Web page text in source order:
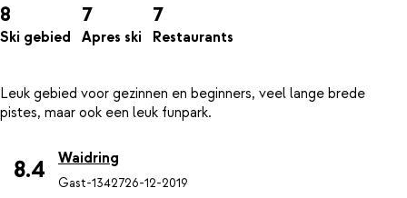
8
Ski gebied
7
Apres ski
7
Restaurants
Leuk gebied voor gezinnen en beginners, veel lange brede
8.4 Waidring
Gast-1342726-12-2019